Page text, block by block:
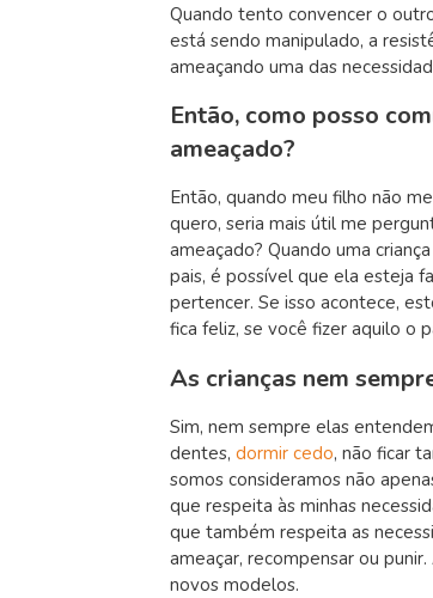
Quando tento convencer o
está sendo manipulado, a
ameaçando uma das
Então, como posso
ameaçado?
Então, quando meu filho não
quero, seria mais útil me
ameaçado? Quando uma
pais, é possível que ela esteja
pertencer. Se isso acontece,
fica feliz, se você fizer aquilo o
As crianças nem
Sim, nem sempre elas
dentes, dormir cedo, não ficar
somos consideramos não
que respeita às minhas
que também respeita as
ameaçar, recompensar ou
novos modelos.